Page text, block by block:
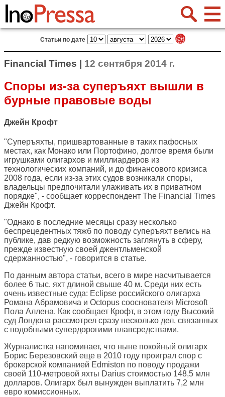
Статьи по дате
Financial Times | 12 сентября 2014 г.
Споры из-за суперъяхт вышли в
бурные правовые воды
Джейн Крофт
"Суперъяхты, пришвартованные в таких пафосных
местах, как Монако или Портофино, долгое время были
игрушками олигархов и миллиардеров из
технологических компаний, и до финансового кризиса
2008 года, если из-за этих судов возникали споры,
владельцы предпочитали улаживать их в приватном
порядке", - сообщает корреспондент The Financial Times
Джейн Крофт.
"Однако в последние месяцы сразу несколько
беспрецедентных тяжб по поводу суперъяхт велись на
публике, дав редкую возможность заглянуть в сферу,
прежде известную своей джентльменской
сдержанностью", - говорится в статье.
По данным автора статьи, всего в мире насчитывается
более 6 тыс. яхт длиной свыше 40 м. Среди них есть
очень известные суда: Eclipse российского олигарха
Романа Абрамовича и Octopus сооснователя Microsoft
Пола Аллена. Как сообщает Крофт, в этом году Высокий
суд Лондона рассмотрел сразу несколько дел, связанных
с подобными супердорогими плавсредствами.
Журналистка напоминает, что ныне покойный олигарх
Борис Березовский еще в 2010 году проиграл спор с
брокерской компанией Edmiston по поводу продажи
своей 110-метровой яхты Darius стоимостью 148,5 млн
долларов. Олигарх был вынужден выплатить 7,2 млн
евро комиссионных.